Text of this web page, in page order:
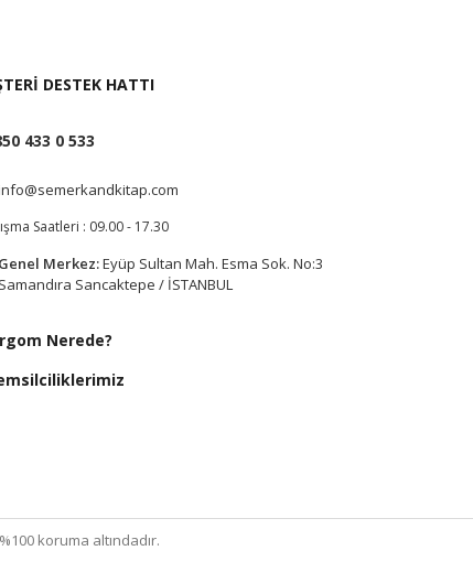
DESTEK HATTI
433 0 533
Saatleri : 09.00 - 17.30
Genel Merkez:Eyüp Sultan Mah. Esma Sok. No:3
Samandıra Sancaktepe / İSTANBUL
Nerede?
koruma altındadır.